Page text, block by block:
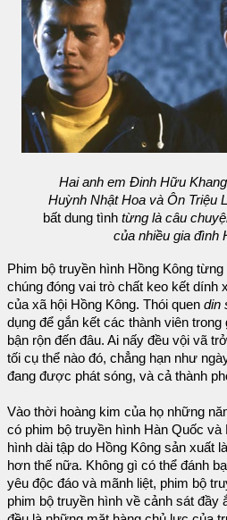
Hai anh em Đinh Hữu
Huỳnh Nhật Hoa và Ôn Triệu
bất dung tình từng là câu
của nhiều gia đình
Phim bộ truyền hình Hồng Kông
chúng đóng vai trò chất keo kết dính
của xã hội Hồng Kông. Thói quen din
dụng để gắn kết các thành viên
bận rộn đến đâu. Ai nấy đều vội vã
tối cụ thể nào đó, chẳng hạn như
đang được phát sóng, và cả thành
Vào thời hoàng kim của họ những
có phim bộ truyền hình Hàn Quốc
hình dài tập do Hồng Kông sản xuất
hơn thế nữa. Không gì có thể đánh
yêu độc đáo và mãnh liệt, phim bộ
phim bộ truyền hình về cảnh sát đầy